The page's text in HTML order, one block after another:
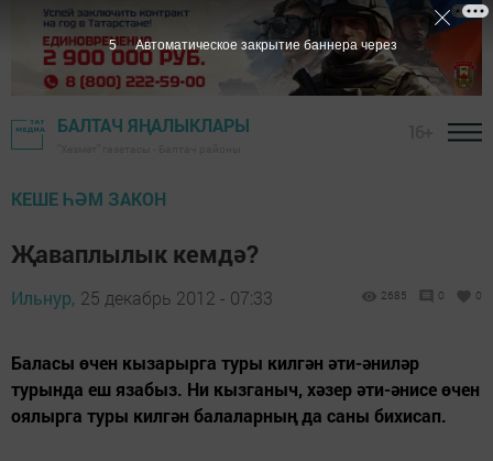
БАЛТАЧ ЯҢАЛЫКЛАРЫ
КЕШЕ ҺӘМ ЗАКОН
Җаваплылык кемдә?
Ильнур, 25 декабрь 2012 - 07:33 2685 0 0
Баласы өчен кызарырга туры килгән әти-әниләр
турында еш язабыз. Ни кызганыч, хәзер әти-әнисе өчен
оялырга туры килгән балаларның да саны бихисап.
4 Автоматическое закрытие баннера через